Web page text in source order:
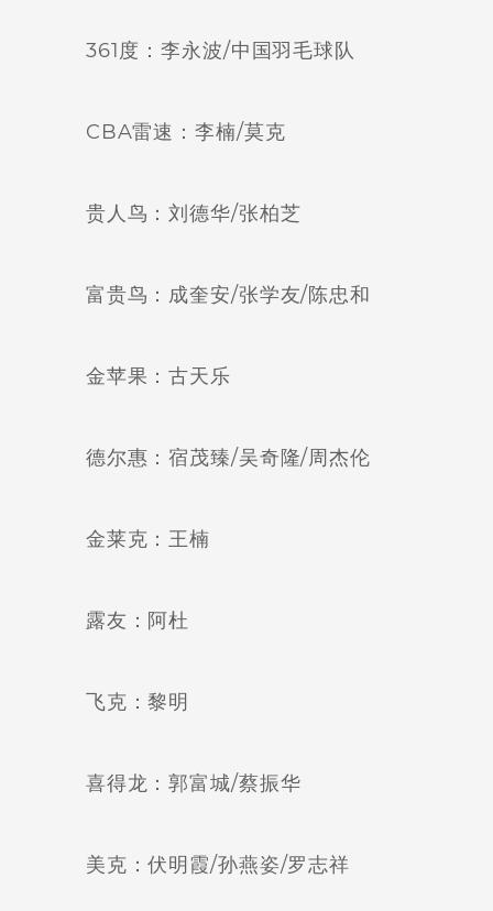
361度：李永波/中国羽毛球队
CBA雷速：李楠/莫克
贵人鸟：刘德华/张柏芝
富贵鸟：成奎安/张学友/陈忠和
金苹果：古天乐
德尔惠：宿茂臻/吴奇隆/周杰伦
金莱克：王楠
露友：阿杜
飞克：黎明
喜得龙：郭富城/蔡振华
美克：伏明霞/孙燕姿/罗志祥